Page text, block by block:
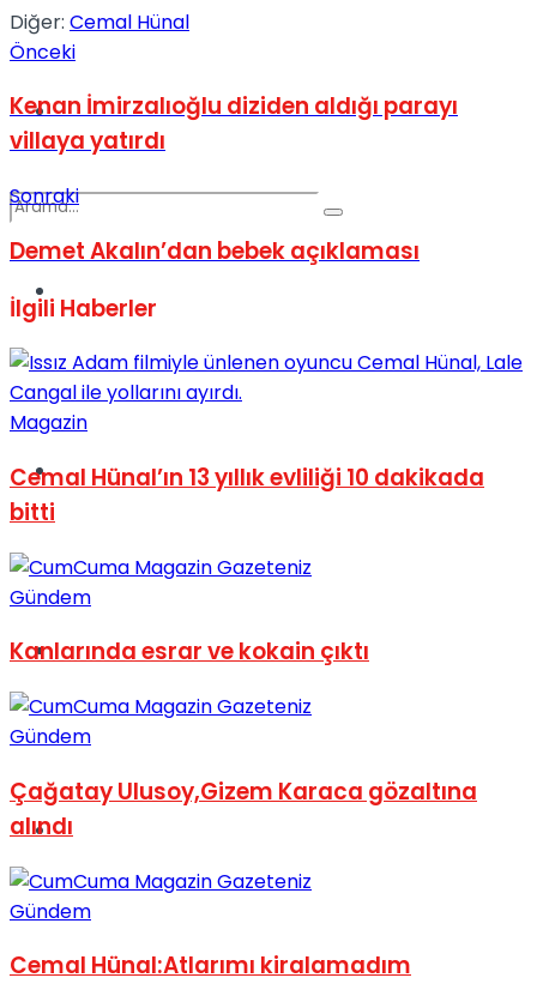
Dünya
Müzik
Sinema
Tatil
No Result
View All Result
Diğer: Cemal Hünal
Önceki
Kenan İmirzalıoğlu diziden aldığı parayı
villaya yatırdı
Sonraki
Demet Akalın’dan bebek açıklaması
İlgili Haberler
Magazin
Cemal Hünal’ın 13 yıllık evliliği 10 dakikada
bitti
Gündem
Kanlarında esrar ve kokain çıktı
Gündem
Çağatay Ulusoy,Gizem Karaca gözaltına
alındı
Gündem
Cemal Hünal:Atlarımı kiralamadım